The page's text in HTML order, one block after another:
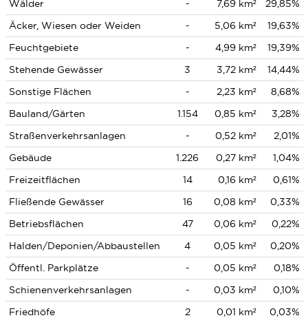
Wälder - 7,69 km²
29,85%
Äcker, Wiesen oder Weiden
- 5,06 km²
19,63%
Feuchtgebiete
- 4,99 km²
19,39%
Stehende Gewässer
3 3,72 km²
14,44%
Sonstige Flächen
- 2,23 km²
8,68%
Bauland/Gärten
1.154 0,85 km²
3,28%
Straßenverkehrsanlagen
- 0,52 km²
2,01%
Gebäude
1.226 0,27 km²
1,04%
Freizeitflächen
14 0,16 km²
0,61%
Fließende Gewässer
16 0,08 km²
0,33%
Betriebsflächen
47 0,06 km²
0,22%
Halden/Deponien/Abbaustellen
4 0,05 km²
0,20%
Öffentl. Parkplätze
- 0,05 km²
0,18%
Schienenverkehrsanlagen
- 0,03 km²
0,10%
Friedhöfe
2 0,01 km²
0,03%